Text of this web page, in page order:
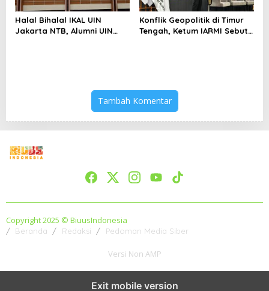
Halal Bihalal IKAL UIN
Jakarta NTB, Alumni UIN
Konflik Geopolitik di Timur
Tengah, Ketum IARMI Sebut
Tambah Komentar
Copyright 2025 © BiuusIndonesia
Beranda Redaksi Pedoman Media Siber
Versi Non AMP
Exit mobile version